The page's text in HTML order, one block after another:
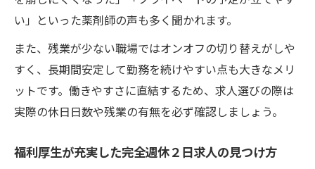
い」といった薬剤師の声も多く聞かれます。
また、残業が少ない職場ではオンオフの切り替えがしや
すく、長期間安定して勤務を続けやすい点も大きなメリ
ットです。働きやすさに直結するため、求人選びの際は
実際の休日日数や残業の有無を必ず確認しましょう。
福利厚生が充実した完全週休２日求人の見つけ方